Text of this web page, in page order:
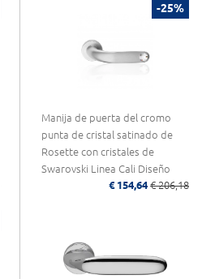
-25%
Manija de puerta del cromo
punta de cristal satinado de
Rosette con cristales de
Swarovski Linea Cali Diseño
€ 154,64 € 206,18